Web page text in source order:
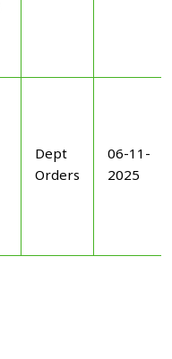
Dept
Orders
06-11-
2025